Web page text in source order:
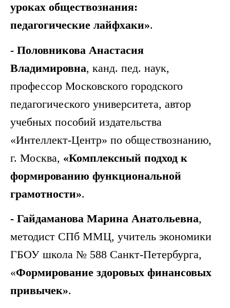
уроках обществознания:
педагогические лайфхаки».
- Половникова Анастасия
Владимировна, канд. пед. наук,
профессор Московского городского
педагогического университета, автор
учебных пособий издательства
«Интеллект-Центр» по обществознанию,
г. Москва, «Комплексный подход к
формированию функциональной
грамотности».
- Гайдаманова Марина Анатольевна,
методист СПб ММЦ, учитель экономики
ГБОУ школа № 588 Санкт-Петербурга,
«Формирование здоровых финансовых
привычек».